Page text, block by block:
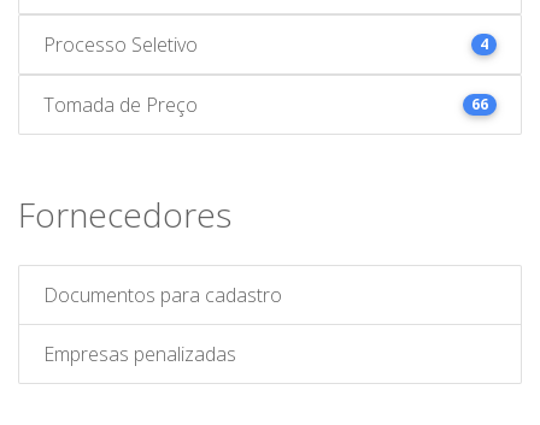
Processo Seletivo 4
Tomada de Preço 66
Fornecedores
Documentos para cadastro
Empresas penalizadas